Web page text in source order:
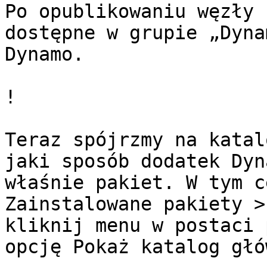
Po opublikowaniu
dostępne w grupie
Dynamo.
!
Teraz spójrzmy na
jaki sposób dodatek
właśnie pakiet. W tym
Zainstalowane pakiety
kliknij menu w postaci
opcję Pokaż katalog